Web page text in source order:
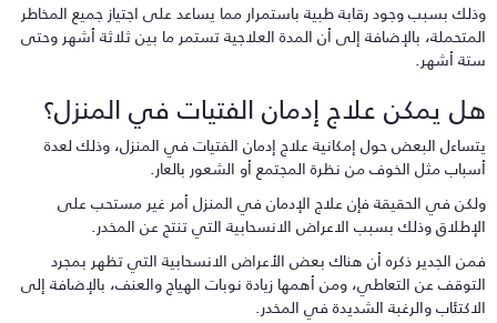
بسبب وجود رقابة طبية باستمرار مما يساعد على اجتياز جميع المخاطر
بالإضافة إلى أن المدة العلاجية تستمر ما بين ثلاثة أشهر وحتى
أشهر.
يمكن علاج إدمان الفتيات في المنزل؟
البعض حول إمكانية علاج إدمان الفتيات في المنزل، وذلك لعدة
مثل الخوف من نظرة المجتمع أو الشعور بالعار.
في الحقيقة فإن علاج الإدمان في المنزل أمر غير مستحب على
وذلك بسبب الاعراض الانسحابية التي تنتج عن المخدر.
الجدير ذكره أن هناك بعض الأعراض الانسحابية التي تظهر بمجرد
عن التعاطي، ومن أهمها زيادة نوبات الهياج والعنف، بالإضافة إلى
والرغبة الشديدة في المخدر.